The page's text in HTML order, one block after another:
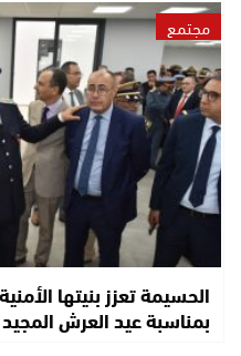
مجتمع
الحسيمة تعزز بنيتها
بمناسبة عيد العرش المجيد